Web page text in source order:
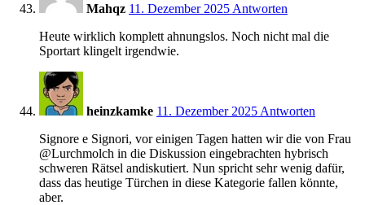
Mahqz 11. Dezember 2025 Antworten
Heute wirklich komplett ahnungslos. Noch nicht mal die
Sportart klingelt irgendwie.
heinzkamke 11. Dezember 2025 Antworten
Signore e Signori, vor einigen Tagen hatten wir die von Frau
@Lurchmolch in die Diskussion eingebrachten hybrisch
schweren Rätsel andiskutiert. Nun spricht sehr wenig dafür,
dass das heutige Türchen in diese Kategorie fallen könnte,
aber.